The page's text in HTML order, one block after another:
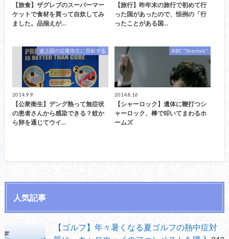
【旅食】ザグレブのスーパーマー
ケットで食材を買って自炊してみ
ました。品揃えが…
【旅行】昨年末の旅行で初めて行
った国があったので、恒例の「行
ったことがある国…
途上国の公衆衛生に貢献する
2014.9.9
【公衆衛生】デング熱って無症状
の患者さんから感染できる？蚊か
ら卵を通じてウイ…
BBC "Sherlock"
2014.8.16
【シャーロック】遺体に鞭打つシ
ャーロック、棒で叩いてまわるホ
ームズ
人気記事
【ゴルフ】年々暑くなる夏ゴルフの熱中症対